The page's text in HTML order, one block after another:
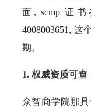
面, scmp 证
4008003651,
期。
1. 权威资质可
众智商学院那